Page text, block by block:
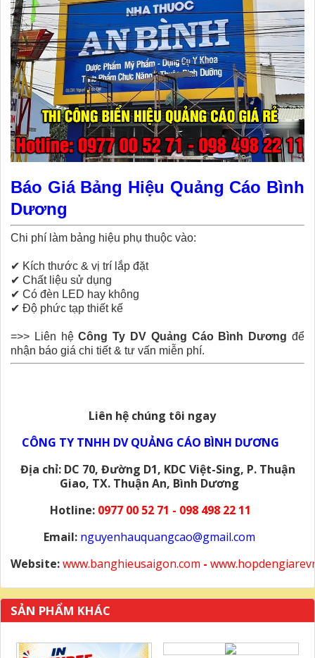
Báo Giá Bảng Hiệu Quảng Cáo Bình
Dương
Chi phí làm bảng hiệu phụ thuộc vào:
✔ Kích thước & vị trí lắp đặt
✔ Chất liệu sử dụng
✔ Có đèn LED hay không
✔ Độ phức tạp thiết kế
=>> Liên hệCông Ty DV Quảng Cáo Bình Dương để
nhận báo giá chi tiết & tư vấn miễn phí.
Liên hệ chúng tôi ngay
CÔNG TY TNHH DV QUẢNG CÁO BÌNH DƯƠNG
Địa chỉ: DC 70, Đường D1, KDC Việt-Sing, P. Thuận
Giao, TX. Thuận An, Bình Dương
Hotline: 0977 00 52 71 - 098 498 22 11
Email: nguyenhauquangcao@gmail.com
Website:www.banghieusaigon.com -
SẢN PHẨM KHÁC